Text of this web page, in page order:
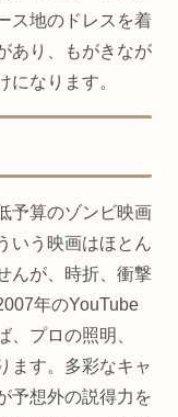
ス地のドレスを着
あり、もがきなが
になります。
予算のゾンビ映画
いう映画はほとん
んが、時折、衝撃
年のYouTube
プロの照明、
ます。多彩なキャ
予想外の説得力を